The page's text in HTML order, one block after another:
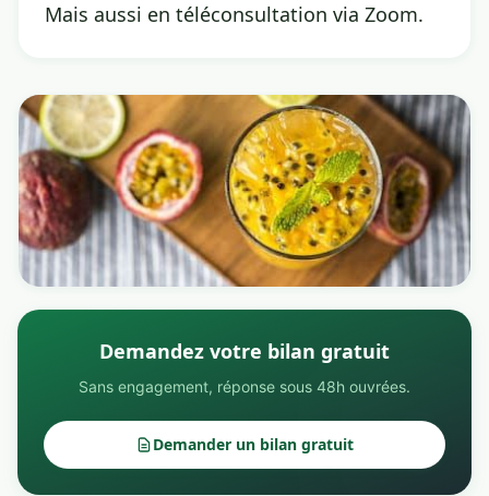
Mais aussi en téléconsultation via Zoom.
Demandez votre bilan gratuit
Sans engagement, réponse sous 48h ouvrées.
Demander un bilan gratuit